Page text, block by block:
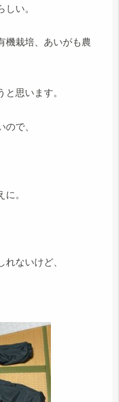
しい。
機栽培、あいがも農
と思います。
で、
。
ないけど、